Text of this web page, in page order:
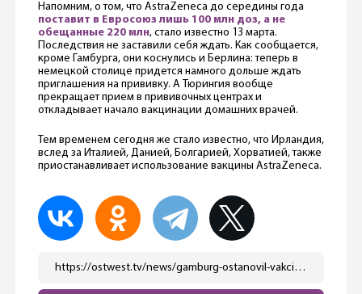
Напомним, о том, что AstraZeneca до середины года
поставит в Евросоюз лишь 100 млн доз, а не
обещанные 220 млн, стало известно 13 марта.
Последствия не заставили себя ждать. Как сообщается,
кроме Гамбурга, они коснулись и Берлина: теперь в
немецкой столице придется намного дольше ждать
приглашения на прививку. А Тюрингия вообще
прекращает прием в прививочных центрах и
откладывает начало вакцинации домашних врачей.
Тем временем сегодня же стало известно, что Ирландия,
вслед за Италией, Данией, Болгарией, Хорватией, также
приостанавливает использование вакцины AstraZeneca.
https://ostwest.tv/news/gamburg-ostanovil-vakcinaciju-zhitelej-mladshe-80-let/